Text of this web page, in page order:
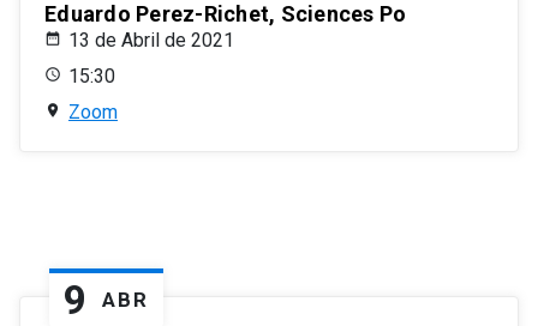
Eduardo Perez-Richet, Sciences Po
13 de Abril de 2021
15:30
Zoom
9 ABR